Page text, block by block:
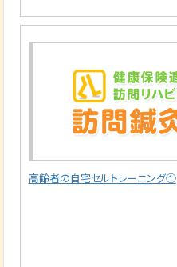
高齢者の自宅セルトレーニング①